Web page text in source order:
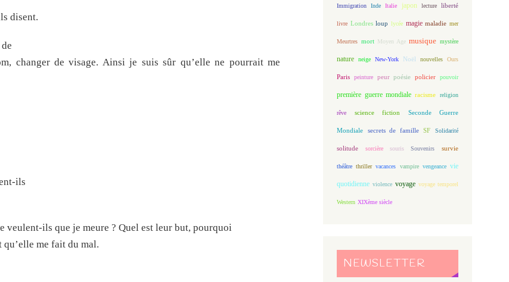
disent.
changer de visage. Ainsi je suis sûr qu’elle ne pourrait me
ils
veulent-ils que je meure ? Quel est leur but, pourquoi
me fait du mal.
Immigration Inde Italie japon lecture liberté
livre Londres loup lycée magie maladie mer
Meurtres mort Moyen Age musique mystère
nature neige New-York Noël nouvelles Ours
Paris peinture peur poésie policier pouvoir
première guerre mondiale racisme religion
rêve science fiction Seconde Guerre
Mondiale secrets de famille SF Solidarité
solitude sorcière souris Souvenirs survie
théâtre thriller vacances vampire vengeance vie
quotidienne violence voyage voyage temporel
Western XIXème siècle
NEWSLETTER